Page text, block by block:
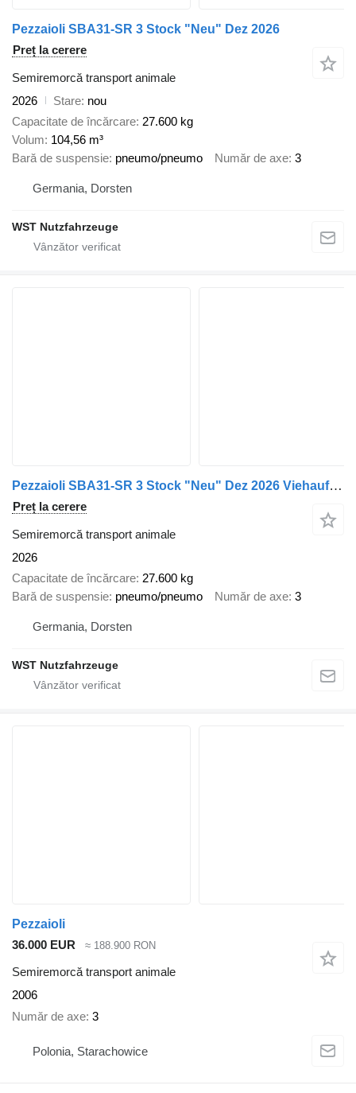
Pezzaioli SBA31-SR 3 Stock "Neu" Dez 2026
Preț la cerere
Semiremorcă transport animale
2026
Stare nou
Capacitate de încărcare 27.600 kg
Volum 104,56 m³
Bară de suspensie pneumo/pneumo Număr de axe 3
Germania, Dorsten
WST Nutzfahrzeuge
Pezzaioli SBA31-SR 3 Stock "Neu" Dez 2026 Viehauflieger
Preț la cerere
Semiremorcă transport animale
2026
Capacitate de încărcare 27.600 kg
Bară de suspensie pneumo/pneumo Număr de axe 3
Germania, Dorsten
WST Nutzfahrzeuge
Pezzaioli
36.000 EUR
≈ 188.900 RON
Semiremorcă transport animale
2006
Număr de axe 3
Polonia, Starachowice